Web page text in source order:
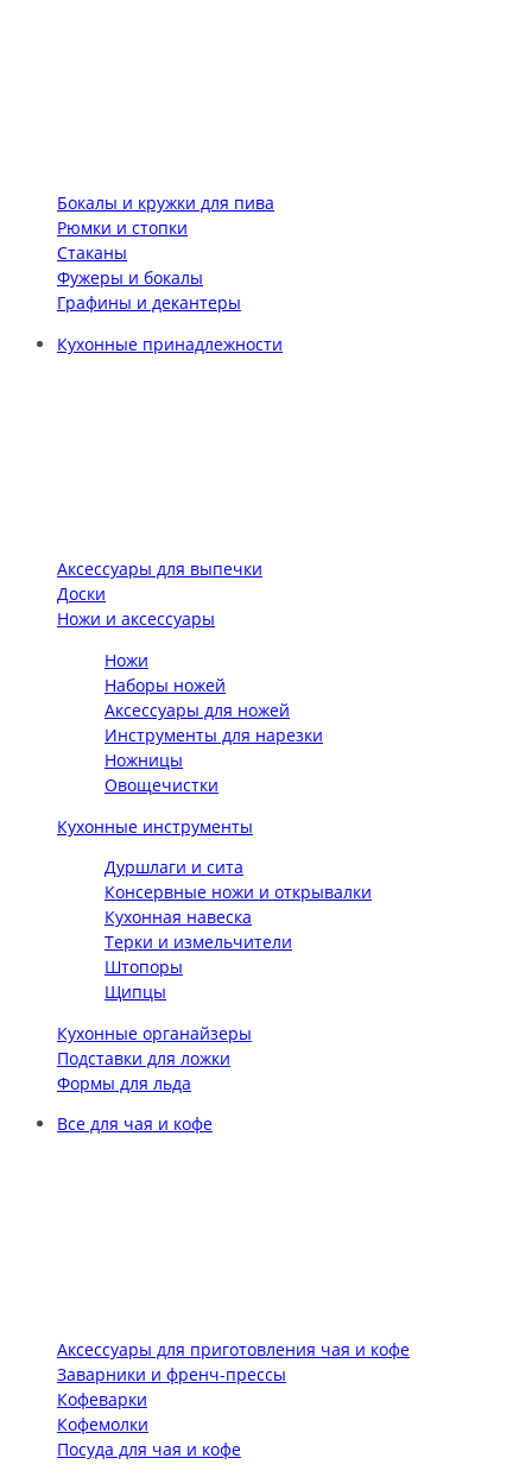
Бокалы и кружки для пива
Рюмки и стопки
Стаканы
Фужеры и бокалы
Графины и декантеры
Кухонные принадлежности
Аксессуары для выпечки
Доски
Ножи и аксессуары
Ножи
Наборы ножей
Аксессуары для ножей
Инструменты для нарезки
Ножницы
Овощечистки
Кухонные инструменты
Дуршлаги и сита
Консервные ножи и открывалки
Кухонная навеска
Терки и измельчители
Штопоры
Щипцы
Кухонные органайзеры
Подставки для ложки
Формы для льда
Все для чая и кофе
Аксессуары для приготовления чая и кофе
Заварники и френч-прессы
Кофеварки
Кофемолки
Посуда для чая и кофе